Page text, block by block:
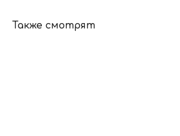
Также смотрят